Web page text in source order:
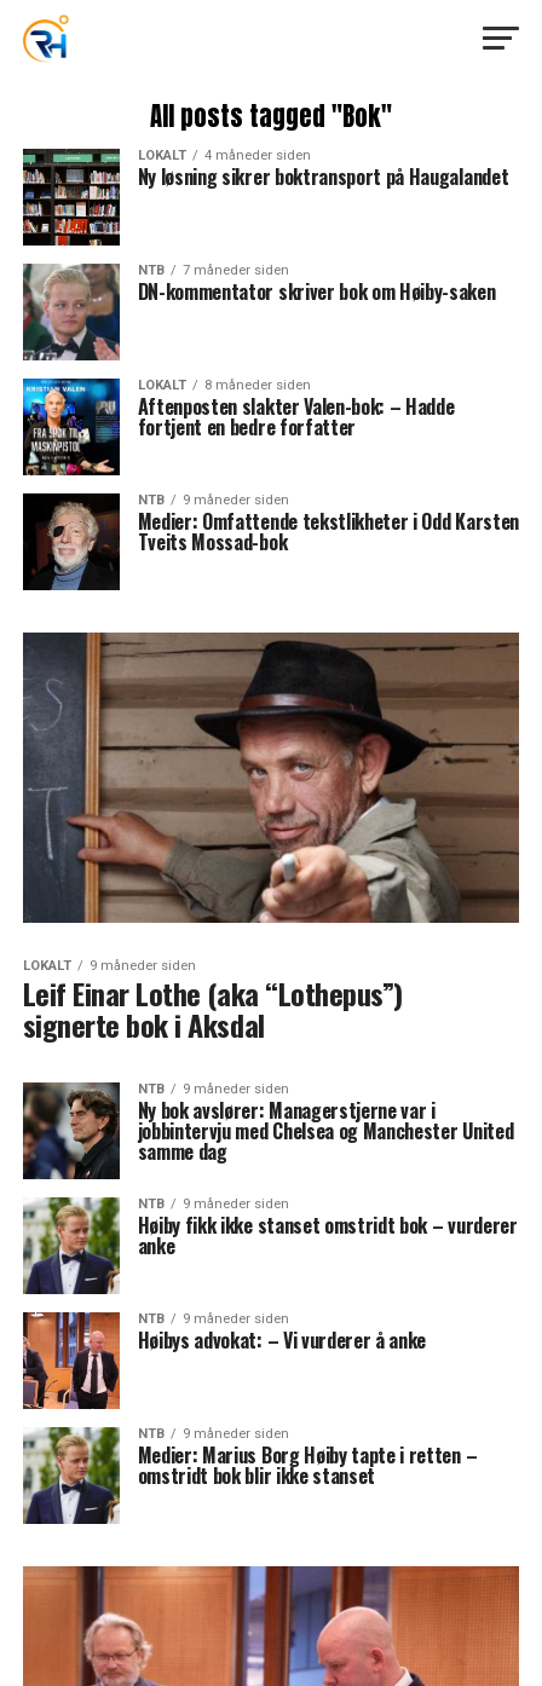
All posts tagged "Bok"
LOKALT 4 måneder siden
Ny løsning sikrer boktransport på Haugalandet
NTB 7 måneder siden
DN-kommentator skriver bok om Høiby-saken
LOKALT 8 måneder siden
Aftenposten slakter Valen-bok: – Hadde
fortjent en bedre forfatter
NTB 9 måneder siden
Medier: Omfattende tekstlikheter i Odd Karsten
Tveits Mossad-bok
LOKALT 9 måneder siden
Leif Einar Lothe (aka “Lothepus”)
signerte bok i Aksdal
NTB 9 måneder siden
Ny bok avslører: Managerstjerne var i
jobbintervju med Chelsea og Manchester United
samme dag
NTB 9 måneder siden
Høiby fikk ikke stanset omstridt bok – vurderer
anke
NTB 9 måneder siden
Høibys advokat: – Vi vurderer å anke
NTB 9 måneder siden
Medier: Marius Borg Høiby tapte i retten –
omstridt bok blir ikke stanset